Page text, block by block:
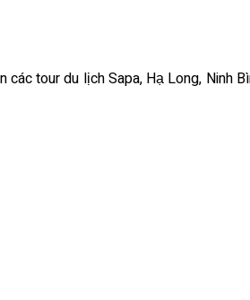
tour du lịch Sapa, Hạ Long, Ninh